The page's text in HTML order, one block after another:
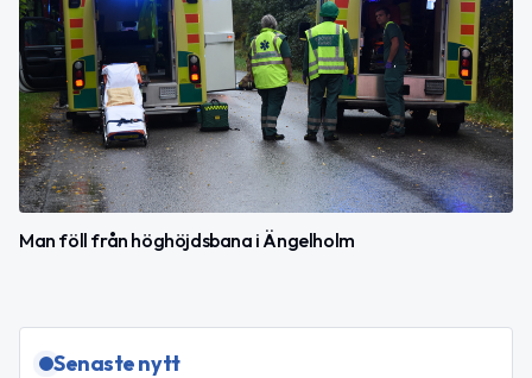
Man föll från höghöjdsbana i Ängelholm
Senaste nytt